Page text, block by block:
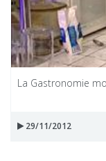
La Gastronomie
29/11/2012